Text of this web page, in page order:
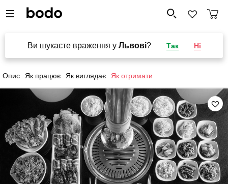
Ви шукаєте враження у Львові? Так Ні
Опис Як працює Як виглядає Як отримати